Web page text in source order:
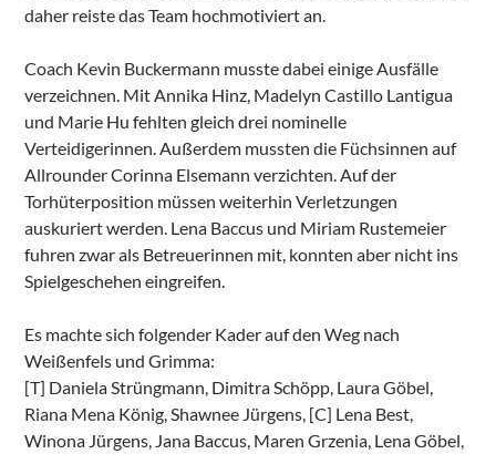
daher reiste das Team hochmotiviert an.
Coach Kevin Buckermann musste dabei einige Ausfälle
verzeichnen. Mit Annika Hinz, Madelyn Castillo Lantigua
und Marie Hu fehlten gleich drei nominelle
Verteidigerinnen. Außerdem mussten die Füchsinnen auf
Allrounder Corinna Elsemann verzichten. Auf der
Torhüterposition müssen weiterhin Verletzungen
auskuriert werden. Lena Baccus und Miriam Rustemeier
fuhren zwar als Betreuerinnen mit, konnten aber nicht ins
Spielgeschehen eingreifen.
Es machte sich folgender Kader auf den Weg nach
Weißenfels und Grimma:
[T] Daniela Strüngmann, Dimitra Schöpp, Laura Göbel,
Riana Mena König, Shawnee Jürgens, [C] Lena Best,
Winona Jürgens, Jana Baccus, Maren Grzenia, Lena Göbel,